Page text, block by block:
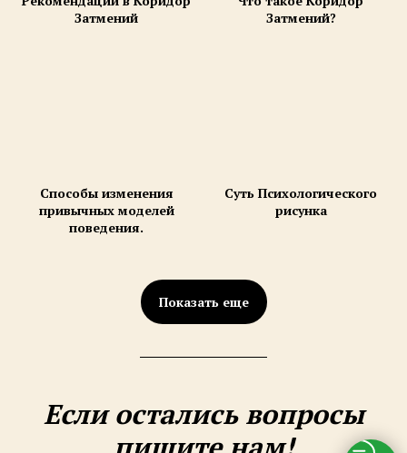
Затмений
Затмений?
Способы изменения
привычных моделей
поведения.
Суть Психологического
рисунка
Показать еще
Если остались вопросы